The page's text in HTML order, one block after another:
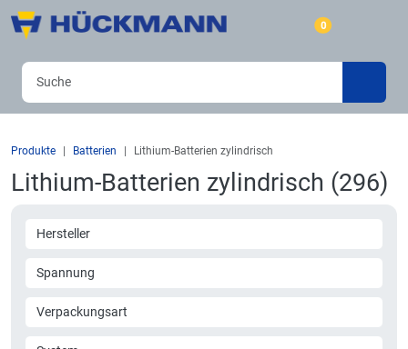
0
Produkte Batterien Lithium-Batterien zylindrisch
Lithium-Batterien zylindrisch (296)
Hersteller
Spannung
Verpackungsart